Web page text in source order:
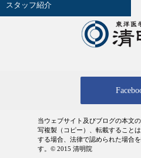
花粉症と東洋医学
疲労と東洋医学
腰痛と東洋医学
季節・天候と東洋医学
2026.02.27
2026年 3月の診療日時
2026.01.29
2025年12月の活動記録
2026.01.06
スタッフ紹介
当ウェブサイト及びブログの本文
写複製（コピー）、転載すること
する場合、法律で認められた場合
す。© 2015 清明院